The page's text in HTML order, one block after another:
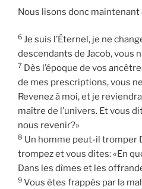
Nous lisons donc maintenant
6 Je suis l’Éternel, je ne
descendants de Jacob, vous
7 Dès l’époque de vos
de mes prescriptions, vous
Revenez à moi, et je
maître de l’univers. Et vous
nous revenir?»
8 Un homme peut-il tromper
trompez et vous dites: «En
Dans les dîmes et les
9 Vous êtes frappés par la